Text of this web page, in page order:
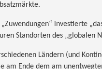
investierte
Standorten des „globalen
Ländern (und
am Ende dem am